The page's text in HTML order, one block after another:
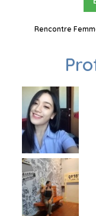
Rencontre